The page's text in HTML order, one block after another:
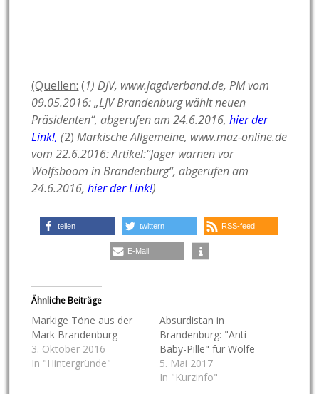
(Quellen: (1) DJV, www.jagdverband.de, PM vom
09.05.2016: „LJV Brandenburg wählt neuen
Präsidenten“, abgerufen am 24.6.2016,hier der
Link!,(2)Märkische Allgemeine, www.maz-online.de
vom 22.6.2016: Artikel:“Jäger warnen vor
Wolfsboom in Brandenburg“, abgerufen am
24.6.2016,hier der Link!)
teilen twittern RSS-feed
E-Mail
Ähnliche Beiträge
Markige Töne aus der
Mark Brandenburg
3. Oktober 2016
In "Hintergründe"
Absurdistan in
Brandenburg: "Anti-
Baby-Pille" für Wölfe
5. Mai 2017
In "Kurzinfo"